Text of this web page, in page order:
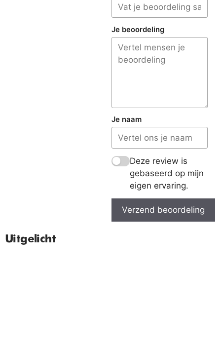
Je beoordeling
Je naam
Deze review is
gebaseerd op mijn
eigen ervaring.
Verzend beoordeling
Uitgelicht